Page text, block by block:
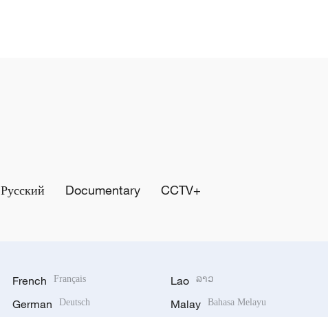
Русский Documentary CCTV+
French Français
German Deutsch
Lao ລາວ
Malay Bahasa Melayu